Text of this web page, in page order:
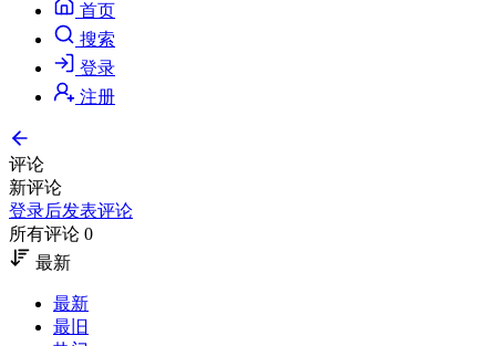
首页
搜索
登录
注册
评论
新评论
登录后发表评论
所有评论 0
最新
最新
最旧